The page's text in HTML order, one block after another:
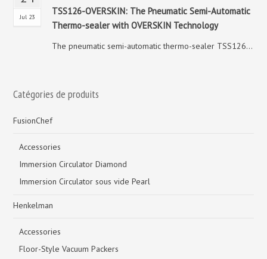
Jul 23
TSS126-OVERSKIN: The Pneumatic Semi-Automatic
Thermo-sealer with OVERSKIN Technology
The pneumatic semi-automatic thermo-sealer TSS126...
Catégories de produits
FusionChef
Accessories
Immersion Circulator Diamond
Immersion Circulator sous vide Pearl
Henkelman
Accessories
Floor-Style Vacuum Packers